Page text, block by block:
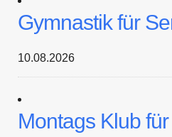
Gymnastik für
10.08.2026
Montags Klub